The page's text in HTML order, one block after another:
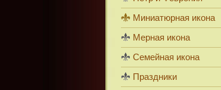
Миниатюрная икона
Мерная икона
Семейная икона
Праздники